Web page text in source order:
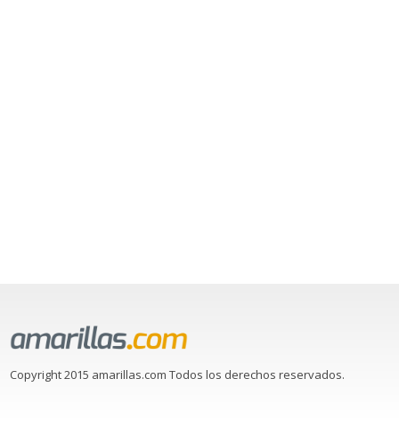
Copyright 2015 amarillas.com Todos los derechos reservados.